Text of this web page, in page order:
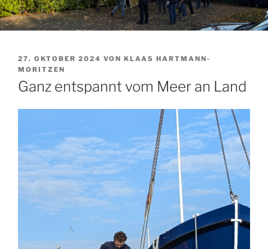
VERÖFFENTLICHT
AM
27. OKTOBER 2024 VON KLAAS HARTMANN-
MORITZEN
Ganz entspannt vom Meer an Land